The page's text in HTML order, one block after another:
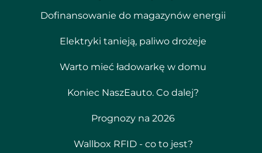
Dofinansowanie do magazynów energii
Elektryki tanieją, paliwo drożeje
Warto mieć ładowarkę w domu
Koniec NaszEauto. Co dalej?
Prognozy na 2026
Wallbox RFID - co to jest?